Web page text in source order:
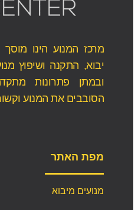
מרכז המנוע הינו
יבוא, התקנה ושיפוץ
ובמתן פתרונות
הסובבים את המנוע
מפת האתר
מנועים מיבוא